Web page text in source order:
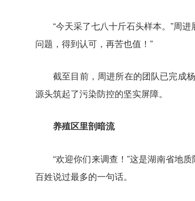
“今天采了七八十斤石头样本。”周
问题，得到认可，再苦也值！”
截至目前，周进所在的团队已完成
源头筑起了污染防控的坚实屏障。
养殖区里剖暗流‌‌
“欢迎你们来调查！”这是湖南省地
百姓说过最多的一句话。